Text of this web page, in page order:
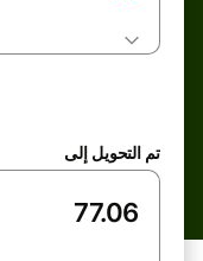
تم التحويل إلى